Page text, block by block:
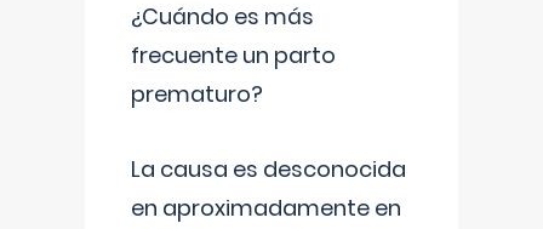
¿Cuándo es más
frecuente un parto
prematuro?
La causa es desconocida
en aproximadamente en